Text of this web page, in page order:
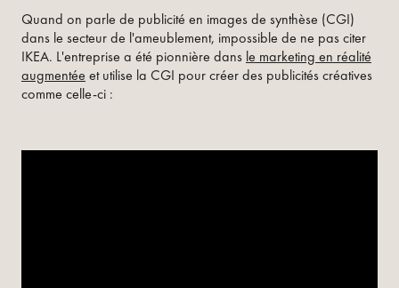
Quand on parle de publicité en images de synthèse (CGI)
dans le secteur de l'ameublement, impossible de ne pas citer
IKEA. L'entreprise a été pionnière dans le marketing en réalité
augmentée et utilise la CGI pour créer des publicités créatives
comme celle-ci :